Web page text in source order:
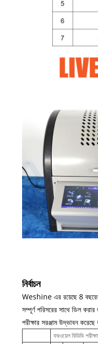
নির্বাচন
Weshine এর রয়েছে 8 বছরের
সম্পূর্ণ পরিসরের সাথে ডিল
পরীক্ষার সরঞ্জাম উদ্ভাবন করেছে
ফরওয়েল বিডিভি